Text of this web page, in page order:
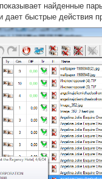
найденные
быстрые действия